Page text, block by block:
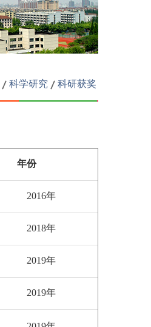
科学研究 科研获奖
年份
2016年
2018年
2019年
2019年